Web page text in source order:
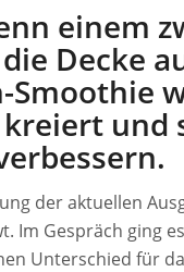
einem
Decke
und
der aktuellen
Im Gespräch ging
Unterschied für